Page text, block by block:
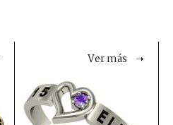
Ver más ➝